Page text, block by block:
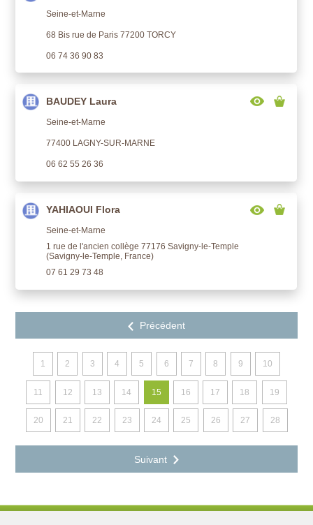
Seine-et-Marne
68 Bis rue de Paris 77200 TORCY
06 74 36 90 83
BAUDEY Laura
Seine-et-Marne
77400 LAGNY-SUR-MARNE
06 62 55 26 36
YAHIAOUI Flora
Seine-et-Marne
1 rue de l'ancien collège 77176 Savigny-le-Temple
(Savigny-le-Temple, France)
07 61 29 73 48
1 2 3 4 5 6 7 8 9 10
11 12 13 14 15 16 17 18 19
20 21 22 23 24 25 26 27 28